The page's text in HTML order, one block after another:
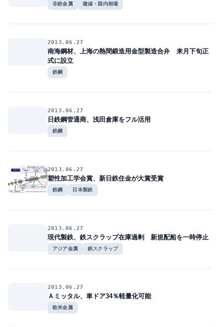
非鉄金属 建値・国内相場
2013.06.27
南海鋼材、上海の熱間鍛造用金型製造合弁 来月下旬正
式に設立
鉄鋼
2013.06.27
日鉄鋼管通商、浅田倉庫をフル活用
鉄鋼
2013.06.27
塑性加工学会賞、新日鉄住金が大賞受賞
鉄鋼 日本製鉄
2013.06.27
現代製鉄、鉄スクラップ在庫過剰 新規配船を一時停止
アジア金属 鉄スクラップ
2013.06.27
Ａミッタル、車ドア34％軽量化可能
欧米金属